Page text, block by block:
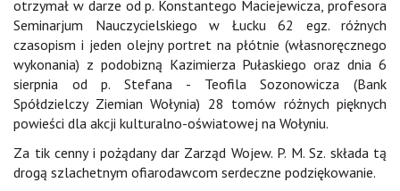
otrzymał w darze od p. Konstantego Maciejewicza, profesora
Seminarjum Nauczycielskiego w Łucku 62 egz. różnych
czasopism i jeden olejny portret na płótnie (własnoręcznego
wykonania) z podobizną Kazimierza Pułaskiego oraz dnia 6
sierpnia od p. Stefana - Teofila Sozonowicza (Bank
Spółdzielczy Ziemian Wołynia) 28 tomów różnych pięknych
powieści dla akcji kulturalno-oświatowej na Wołyniu.
Za tik cenny i pożądany dar Zarząd Wojew. P. M. Sz. składa tą
drogą szlachetnym ofiarodawcom serdeczne podziękowanie.